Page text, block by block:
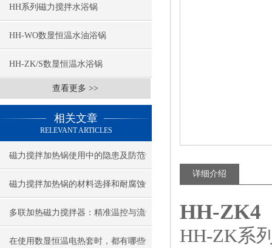
HH系列磁力搅拌水浴锅
HH-WO数显恒温水油浴锅
HH-ZK/S数显恒温水浴锅
查看更多 >>
相关文章
RELEVANT ARTICLES
磁力搅拌加热锅使用中的隐患及防范
磁力搅拌加热锅的材料选择和耐腐蚀
性能如何？
多联加热磁力搅拌器：精准温控与流
体动力学的艺术
在使用数显恒温电热套时，都有哪些
详细介绍
HH-ZK4
HH-ZK系